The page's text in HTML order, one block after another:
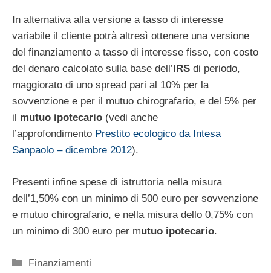
In alternativa alla versione a tasso di interesse
variabile il cliente potrà altresì ottenere una versione
del finanziamento a tasso di interesse fisso, con costo
del denaro calcolato sulla base dell’ IRS di periodo,
maggiorato di uno spread pari al 10% per la
sovvenzione e per il mutuo chirografario, e del 5% per
il mutuo ipotecario (vedi anche
l’approfondimento Prestito ecologico da Intesa
Sanpaolo – dicembre 2012).
Presenti infine spese di istruttoria nella misura
dell’1,50% con un minimo di 500 euro per sovvenzione
e mutuo chirografario, e nella misura dello 0,75% con
un minimo di 300 euro per mutuo ipotecario.
Categorie
Finanziamenti